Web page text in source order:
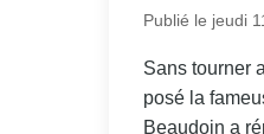
Publié le jeudi
Sans tourner
posé la
Beaudoin a